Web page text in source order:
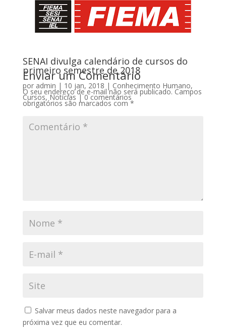
SENAI divulga calendário de cursos do
primeiro semestre de 2018
por admin | 10 jan, 2018 | Conhecimento Humano,
Cursos,Notícias|0 comentários
Enviar um Comentário
O seu endereço de e-mail não será publicado. Campos
obrigatórios são marcados com*
Salvar meus dados neste navegador para a
próxima vez que eu comentar.